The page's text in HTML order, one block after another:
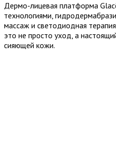
Дермо-лицевая платформа
технологиями,
массаж и светодиодная
это не просто уход, а
сияющей кожи.